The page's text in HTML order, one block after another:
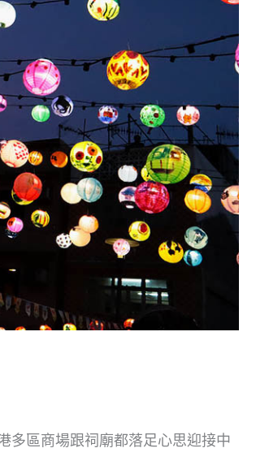
多區商場跟祠廟都落足心思迎接中